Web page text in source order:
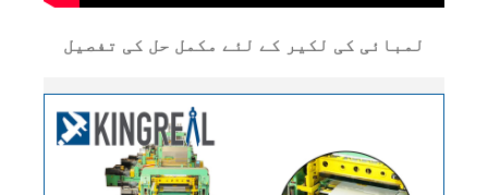
لمبائی کی لکیر کے لئے مکمل حل کی تفصیل